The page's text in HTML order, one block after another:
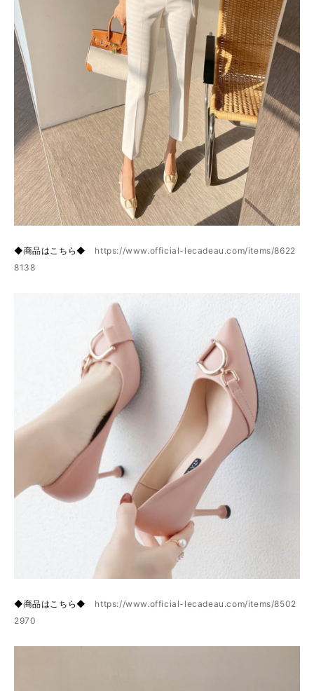
◆商品はこちら◆ https://www.official-lecadeau.com/items/8622
8138
◆商品はこちら◆ https://www.official-lecadeau.com/items/8502
2970